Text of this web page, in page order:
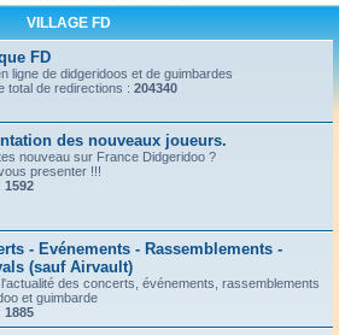
VILLAGE FD
FD
ligne de didgeridoos et de guimbardes
total de redirections : 204340
des nouveaux joueurs.
nouveau sur France Didgeridoo ?
presenter !!!
1592
- Evénements - Rassemblements -
(sauf Airvault)
des concerts, événements, rassemblements
et guimbarde
1885